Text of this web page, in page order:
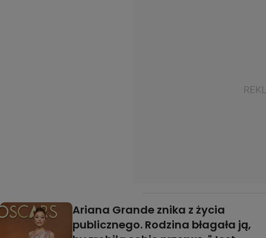
Ariana Grande znika z życia
publicznego. Rodzina błagała ją,